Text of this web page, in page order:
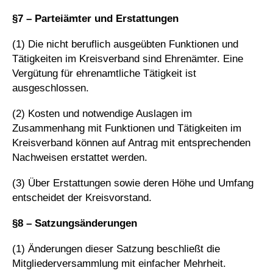
§7 – Parteiämter und Erstattungen
(1) Die nicht beruflich ausgeübten Funktionen und
Tätigkeiten im Kreisverband sind Ehrenämter. Eine
Vergütung für ehrenamtliche Tätigkeit ist
ausgeschlossen.
(2) Kosten und notwendige Auslagen im
Zusammenhang mit Funktionen und Tätigkeiten im
Kreisverband können auf Antrag mit entsprechenden
Nachweisen erstattet werden.
(3) Über Erstattungen sowie deren Höhe und Umfang
entscheidet der Kreisvorstand.
§8 – Satzungsänderungen
(1) Änderungen dieser Satzung beschließt die
Mitgliederversammlung mit einfacher Mehrheit.